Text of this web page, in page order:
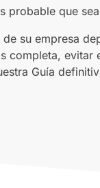
probable que
su empresa
completa, evitar
Guía